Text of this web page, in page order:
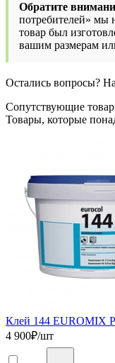
Обратите
потребителей» мы
товар был
вашим размерам
Остались вопросы?
Сопутствующие
Товары, которые
Клей 144 EUROMIX
4 900₽/шт